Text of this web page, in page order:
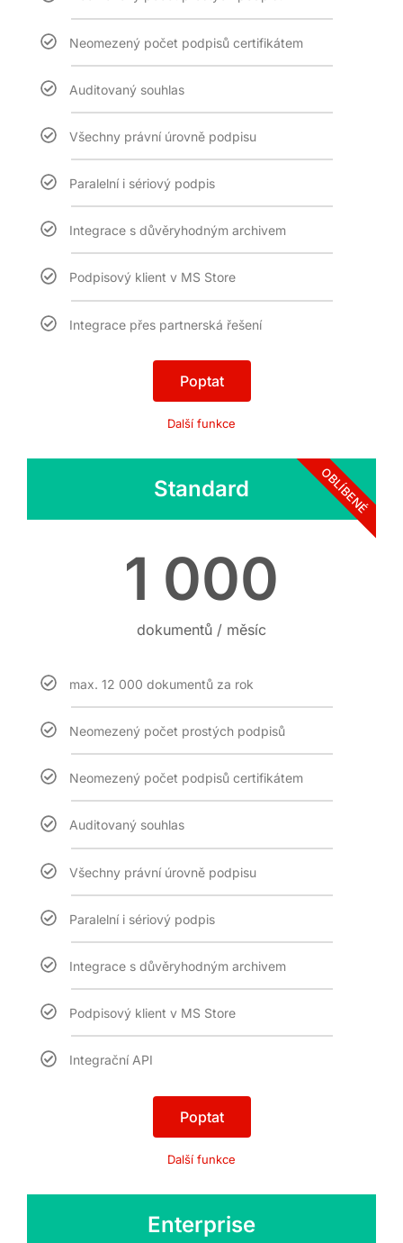
Neomezený počet podpisů certifikátem
Auditovaný souhlas
Všechny právní úrovně podpisu
Paralelní i sériový podpis
Integrace s důvěryhodným archivem
Podpisový klient v MS Store
Integrace přes partnerská řešení
Poptat
Další funkce
Standard
1 000
dokumentů / měsíc
max. 12 000 dokumentů za rok
Neomezený počet prostých podpisů
Neomezený počet podpisů certifikátem
Auditovaný souhlas
Všechny právní úrovně podpisu
Paralelní i sériový podpis
Integrace s důvěryhodným archivem
Podpisový klient v MS Store
Integrační API
Poptat
Další funkce
OBLÍBENÉ
Enterprise